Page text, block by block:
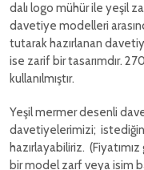
dalı logo mühür ile yeşil
davetiye modelleri
tutarak hazırlanan
ise zarif bir tasarımdır.
kullanılmıştır.
Yeşil mermer desenli
davetiyelerimizi;
hazırlayabiliriz.
bir model zarf veya isim